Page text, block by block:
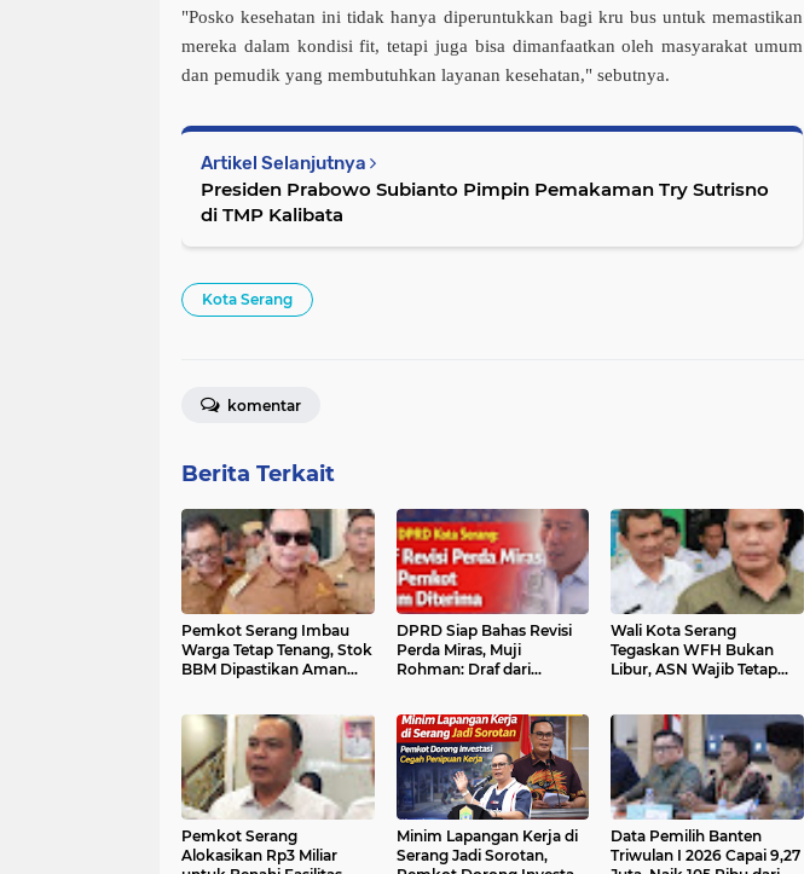
"Posko kesehatan ini tidak hanya diperuntukkan bagi kru bus untuk memastikan
mereka dalam kondisi fit, tetapi juga bisa dimanfaatkan oleh masyarakat umum
dan pemudik yang membutuhkan layanan kesehatan," sebutnya.
Artikel Selanjutnya
Presiden Prabowo Subianto Pimpin Pemakaman Try Sutrisno
di TMP Kalibata
Kota Serang
komentar
Berita Terkait
Pemkot Serang Imbau
Warga Tetap Tenang, Stok
BBM Dipastikan Aman
DPRD Siap Bahas Revisi
Perda Miras, Muji
Rohman: Draf dari
Wali Kota Serang
Tegaskan WFH Bukan
Libur, ASN Wajib Tetap
Pemkot Serang
Alokasikan Rp3 Miliar
Minim Lapangan Kerja di
Serang Jadi Sorotan,
Data Pemilih Banten
Triwulan I 2026 Capai 9,27